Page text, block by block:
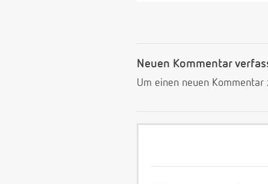
Neuen Kommentar
Um einen neuen